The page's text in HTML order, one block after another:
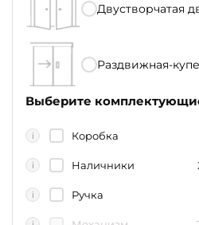
Двустворчатая
Раздвижная-купе
Выберите
i Коробка
i Наличники
i Ручка